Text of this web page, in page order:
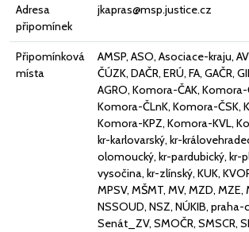
Adresa
připomínek
jkapras@msp.justice.cz
Připomínková
místa
AMSP, ASO, Asociace-kraju,
ČÚZK, DAČR, ERÚ, FA, GAČR,
AGRO, Komora-ČAK,
Komora-ČLnK, Komora-ČSK,
Komora-KPZ, Komora-KVL,
kr-karlovarský, kr-
olomoucký, kr-pardubický, kr-
vysočina, kr-zlínský, KUK,
MPSV, MŠMT, MV, MZD, MZE,
NSSOUD, NSZ, NÚKIB, praha-
Senát_ZV, SMOČR, SMSCR,